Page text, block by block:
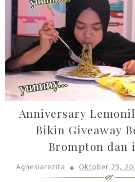
Anniversary
Bikin Giveaway
Brompton dan
Agnesiarezita Oktober 25,